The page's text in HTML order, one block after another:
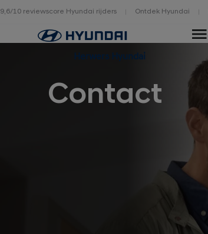
9,6/10 reviewscore Hyundai rijders Ontdek Hyundai
Home
Herwers Hyundai
Contact